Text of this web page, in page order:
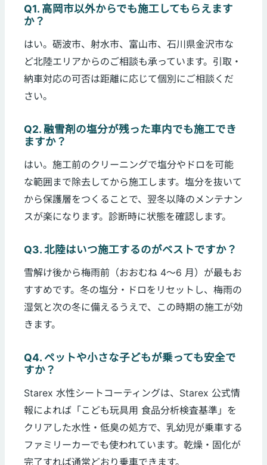
Q1. 高岡市以外からでも施工してもらえます
か？
はい。砺波市、射水市、富山市、石川県金沢市な
ど北陸エリアからのご相談も承っています。引取・
納車対応の可否は距離に応じて個別にご相談くだ
さい。
Q2. 融雪剤の塩分が残った車内でも施工でき
ますか？
はい。施工前のクリーニングで塩分やドロを可能
な範囲まで除去してから施工します。塩分を抜いて
から保護層をつくることで、翌冬以降のメンテナン
スが楽になります。診断時に状態を確認します。
Q3. 北陸はいつ施工するのがベストですか？
雪解け後から梅雨前（おおむね 4〜6 月）が最もお
すすめです。冬の塩分・ドロをリセットし、梅雨の
湿気と次の冬に備えるうえで、この時期の施工が効
きます。
Q4. ペットや小さな子どもが乗っても安全で
すか？
Starex 水性シートコーティングは、Starex 公式情
報によれば「こども玩具用 食品分析検査基準」を
クリアした水性・低臭の処方で、乳幼児が乗車する
ファミリーカーでも使われています。乾燥・固化が
完了すれば通常どおり乗車できます。